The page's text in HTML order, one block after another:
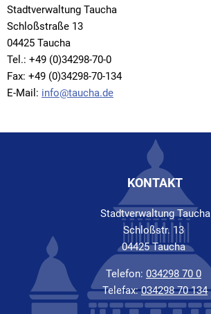
Stadtverwaltung Taucha
Schloßstraße 13
04425 Taucha
Tel.: +49 (0)34298-70-0
Fax: +49 (0)34298-70-134
E-Mail: info@taucha.de
KONTAKT
Stadtverwaltung Taucha
Schloßstr. 13
04425 Taucha
Telefon: 034298 70 0
Telefax:034298 70 134